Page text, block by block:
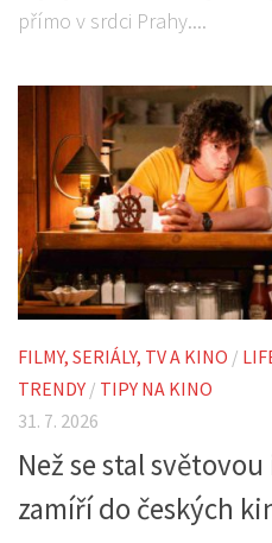
přímo v srdci Prahy....
FILMY, SERIÁLY, TV A KINO /
TRENDY / TIPY NA KINO
31. 7. 2026
Než se stal
zamíří do českých